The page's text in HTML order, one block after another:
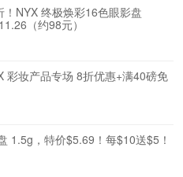
NYX 终极焕彩16色眼影盘
（约98元）
彩妆产品专场 8折优惠+满40磅免
1.5g，特价$5.69！每$10送$5！